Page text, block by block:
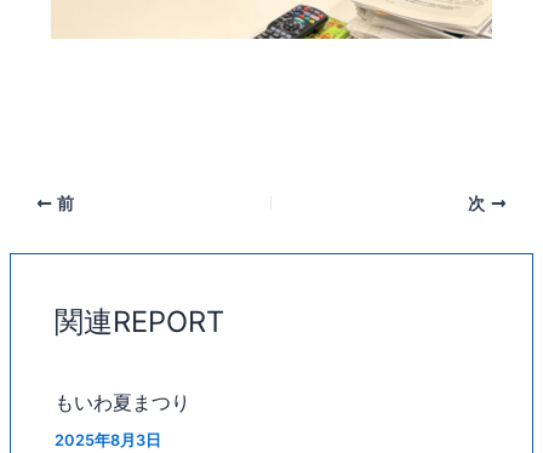
前 次
関連REPORT
もいわ夏まつり
2025年8月3日